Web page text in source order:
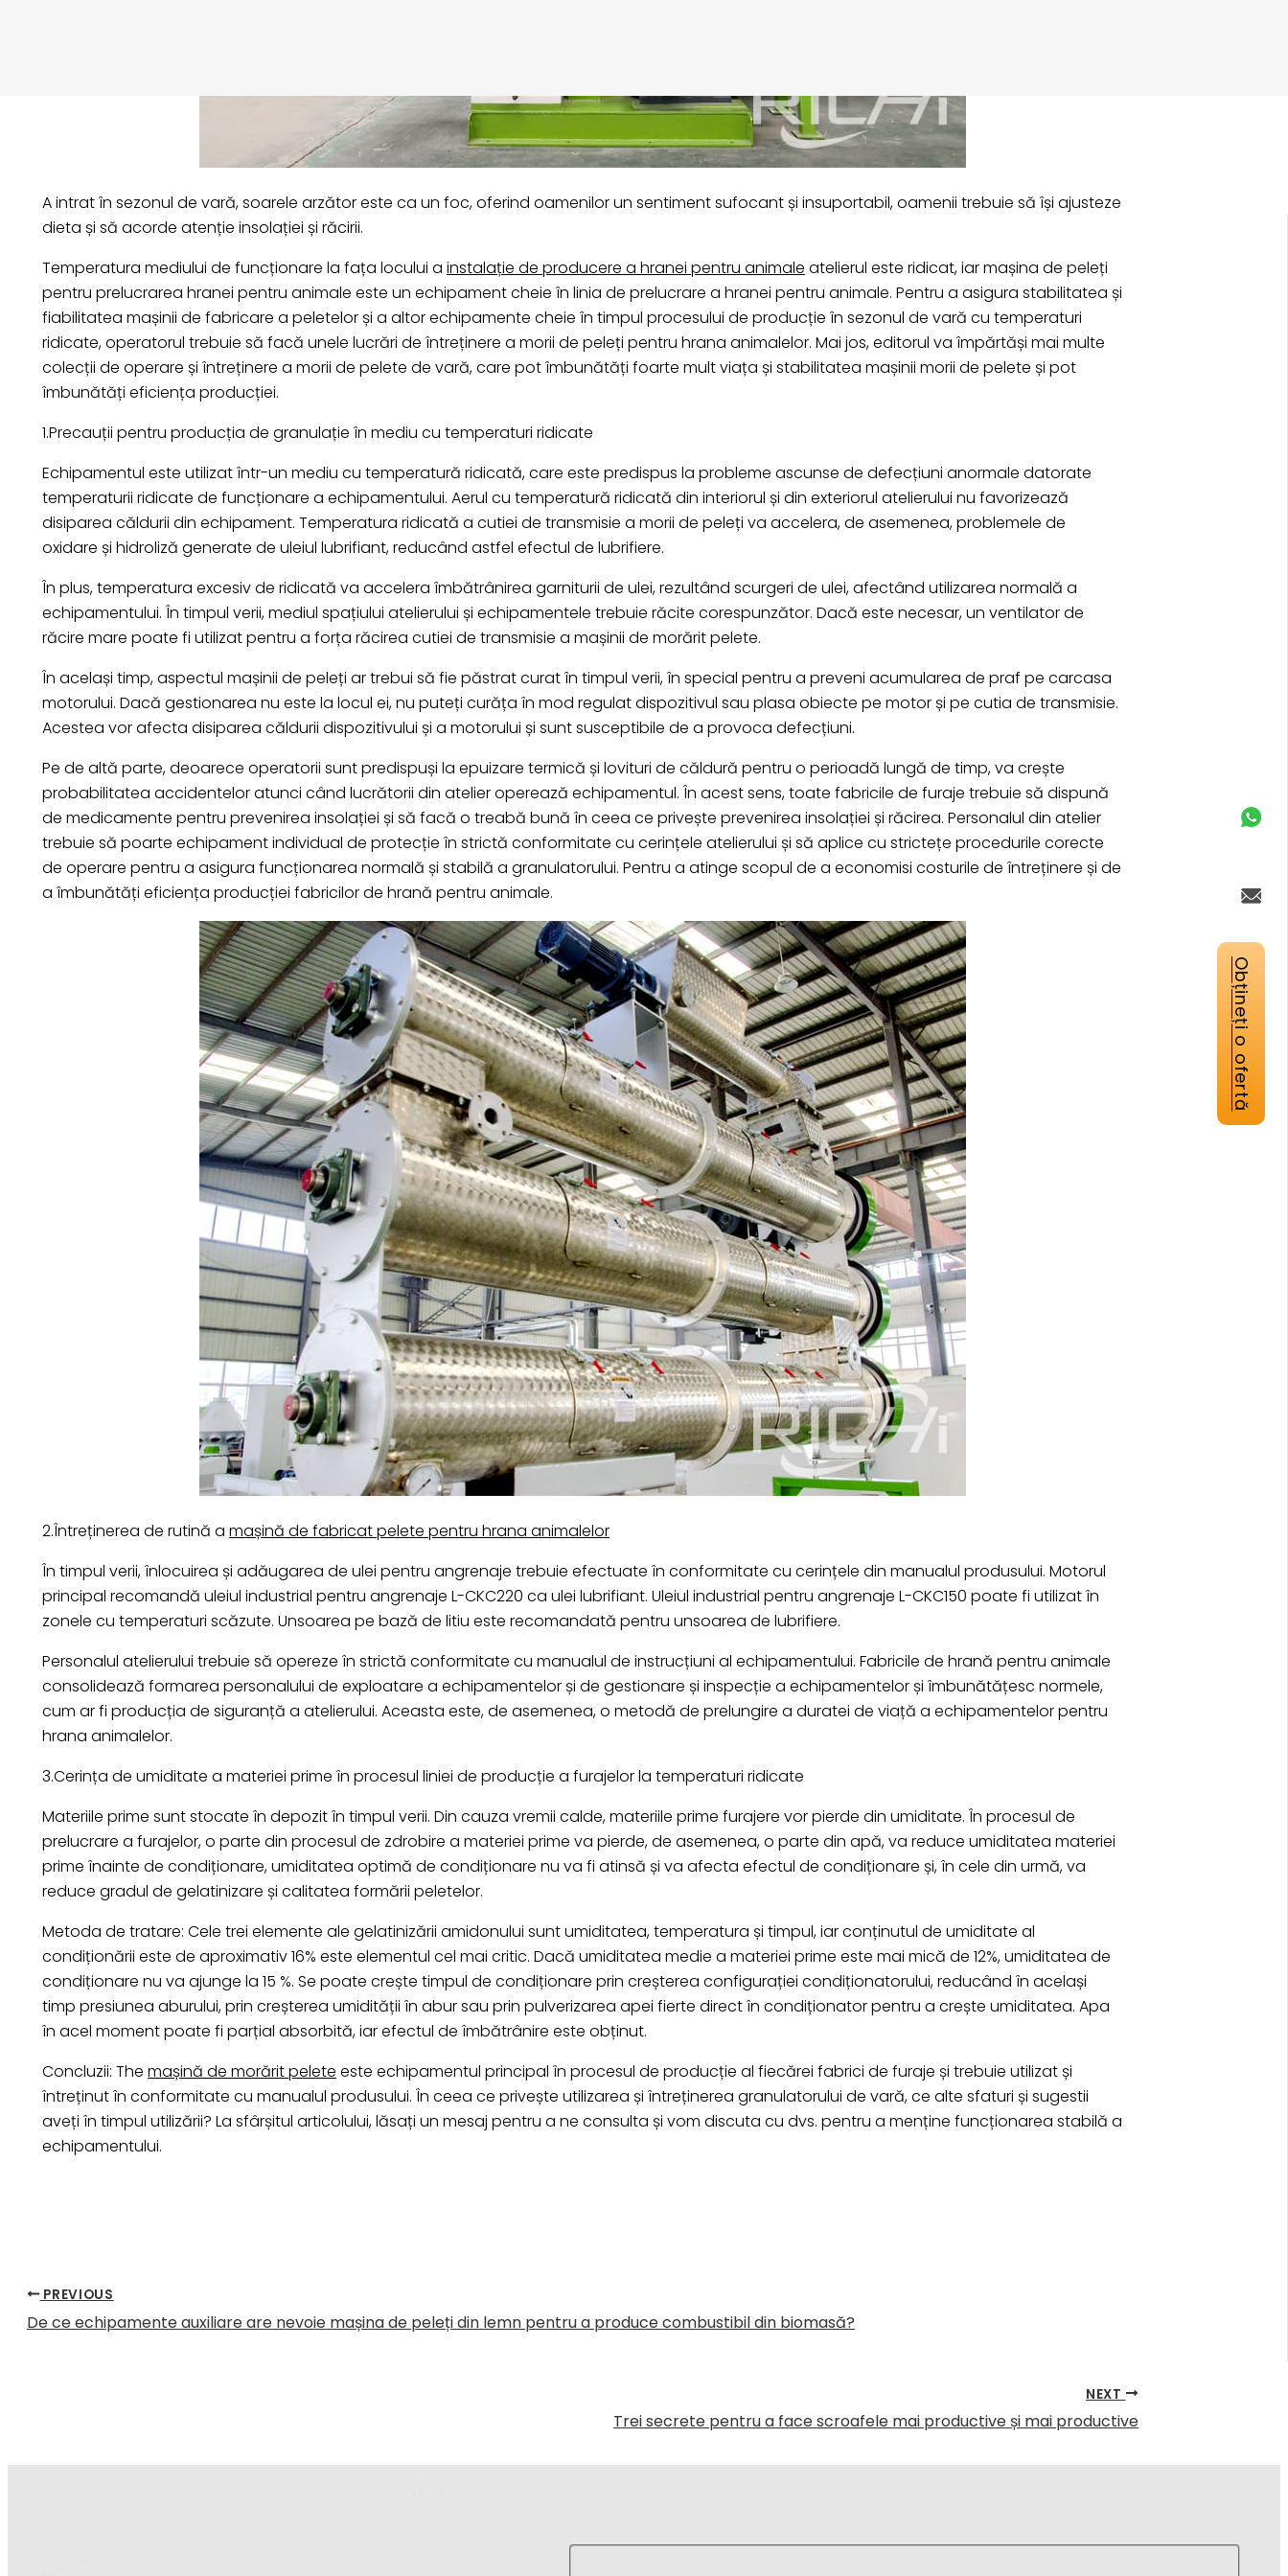
A intrat în sezonul de vară, soarele arzător este ca un foc, oferind oamenilor un sentiment sufocant și insuportabil, oamenii trebuie să își ajusteze
dieta și să acorde atenție insolației și răcirii.
Temperatura mediului de funcționare la fața locului a instalație de producere a hranei pentru animale atelierul este ridicat, iar mașina de peleți
pentru prelucrarea hranei pentru animale este un echipament cheie în linia de prelucrare a hranei pentru animale. Pentru a asigura stabilitatea și
fiabilitatea mașinii de fabricare a peletelor și a altor echipamente cheie în timpul procesului de producție în sezonul de vară cu temperaturi
ridicate, operatorul trebuie să facă unele lucrări de întreținere a morii de peleți pentru hrana animalelor. Mai jos, editorul va împărtăși mai multe
colecții de operare și întreținere a morii de pelete de vară, care pot îmbunătăți foarte mult viața și stabilitatea mașinii morii de pelete și pot
îmbunătăți eficiența producției.
1.Precauții pentru producția de granulație în mediu cu temperaturi ridicate
Echipamentul este utilizat într-un mediu cu temperatură ridicată, care este predispus la probleme ascunse de defecțiuni anormale datorate
temperaturii ridicate de funcționare a echipamentului. Aerul cu temperatură ridicată din interiorul și din exteriorul atelierului nu favorizează
disiparea căldurii din echipament. Temperatura ridicată a cutiei de transmisie a morii de peleți va accelera, de asemenea, problemele de
oxidare și hidroliză generate de uleiul lubrifiant, reducând astfel efectul de lubrifiere.
În plus, temperatura excesiv de ridicată va accelera îmbătrânirea garniturii de ulei, rezultând scurgeri de ulei, afectând utilizarea normală a
echipamentului. În timpul verii, mediul spațiului atelierului și echipamentele trebuie răcite corespunzător. Dacă este necesar, un ventilator de
răcire mare poate fi utilizat pentru a forța răcirea cutiei de transmisie a mașinii de morărit pelete.
În același timp, aspectul mașinii de peleți ar trebui să fie păstrat curat în timpul verii, în special pentru a preveni acumularea de praf pe carcasa
motorului. Dacă gestionarea nu este la locul ei, nu puteți curăța în mod regulat dispozitivul sau plasa obiecte pe motor și pe cutia de transmisie.
Acestea vor afecta disiparea căldurii dispozitivului și a motorului și sunt susceptibile de a provoca defecțiuni.
Pe de altă parte, deoarece operatorii sunt predispuși la epuizare termică și lovituri de căldură pentru o perioadă lungă de timp, va crește
probabilitatea accidentelor atunci când lucrătorii din atelier operează echipamentul. În acest sens, toate fabricile de furaje trebuie să dispună
de medicamente pentru prevenirea insolației și să facă o treabă bună în ceea ce privește prevenirea insolației și răcirea. Personalul din atelier
trebuie să poarte echipament individual de protecție în strictă conformitate cu cerințele atelierului și să aplice cu strictețe procedurile corecte
de operare pentru a asigura funcționarea normală și stabilă a granulatorului. Pentru a atinge scopul de a economisi costurile de întreținere și de
a îmbunătăți eficiența producției fabricilor de hrană pentru animale.
2.Întreținerea de rutină a mașină de fabricat pelete pentru hrana animalelor
În timpul verii, înlocuirea și adăugarea de ulei pentru angrenaje trebuie efectuate în conformitate cu cerințele din manualul produsului. Motorul
principal recomandă uleiul industrial pentru angrenaje L-CKC220 ca ulei lubrifiant. Uleiul industrial pentru angrenaje L-CKC150 poate fi utilizat în
zonele cu temperaturi scăzute. Unsoarea pe bază de litiu este recomandată pentru unsoarea de lubrifiere.
Personalul atelierului trebuie să opereze în strictă conformitate cu manualul de instrucțiuni al echipamentului. Fabricile de hrană pentru animale
consolidează formarea personalului de exploatare a echipamentelor și de gestionare și inspecție a echipamentelor și îmbunătățesc normele,
cum ar fi producția de siguranță a atelierului. Aceasta este, de asemenea, o metodă de prelungire a duratei de viață a echipamentelor pentru
hrana animalelor.
3.Cerința de umiditate a materiei prime în procesul liniei de producție a furajelor la temperaturi ridicate
Materiile prime sunt stocate în depozit în timpul verii. Din cauza vremii calde, materiile prime furajere vor pierde din umiditate. În procesul de
prelucrare a furajelor, o parte din procesul de zdrobire a materiei prime va pierde, de asemenea, o parte din apă, va reduce umiditatea materiei
prime înainte de condiționare, umiditatea optimă de condiționare nu va fi atinsă și va afecta efectul de condiționare și, în cele din urmă, va
reduce gradul de gelatinizare și calitatea formării peletelor.
Metoda de tratare: Cele trei elemente ale gelatinizării amidonului sunt umiditatea, temperatura și timpul, iar conținutul de umiditate al
condiționării este de aproximativ 16% este elementul cel mai critic. Dacă umiditatea medie a materiei prime este mai mică de 12%, umiditatea de
condiționare nu va ajunge la 15 %. Se poate crește timpul de condiționare prin creșterea configurației condiționatorului, reducând în același
timp presiunea aburului, prin creșterea umidității în abur sau prin pulverizarea apei fierte direct în condiționator pentru a crește umiditatea. Apa
în acel moment poate fi parțial absorbită, iar efectul de îmbătrânire este obținut.
Concluzii: The mașină de morărit pelete este echipamentul principal în procesul de producție al fiecărei fabrici de furaje și trebuie utilizat și
întreținut în conformitate cu manualul produsului. În ceea ce privește utilizarea și întreținerea granulatorului de vară, ce alte sfaturi și sugestii
aveți în timpul utilizării? La sfârșitul articolului, lăsați un mesaj pentru a ne consulta și vom discuta cu dvs. pentru a menține funcționarea stabilă a
echipamentului.
PREVIOUS
De ce echipamente auxiliare are nevoie mașina de peleți din lemn pentru a produce combustibil din biomasă?
NEXT
Trei secrete pentru a face scroafele mai productive și mai productive
Obțineți o ofertă